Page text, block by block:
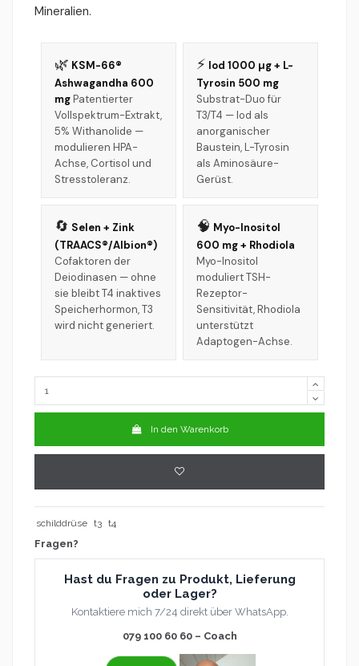
Mineralien.
🌿 KSM-66®
Ashwagandha 600
mgPatentierter
Vollspektrum-Extrakt,
5% Withanolide —
modulieren HPA-
Achse, Cortisol und
Stresstoleranz.
⚡ Iod 1000 µg + L-
Tyrosin 500 mg
Substrat-Duo für
T3/T4 — Iod als
anorganischer
Baustein, L-Tyrosin
als Aminosäure-
Gerüst.
🔄 Selen + Zink
(TRAACS®/Albion®)
Cofaktoren der
Deiodinasen — ohne
sie bleibt T4 inaktives
Speicherhormon, T3
wird nicht generiert.
🧠 Myo-Inositol
600 mg + Rhodiola
Myo-Inositol
moduliert TSH-
Rezeptor-
Sensitivität, Rhodiola
unterstützt
Adaptogen-Achse.
In den Warenkorb
schilddrüse t3 t4
Fragen?
Hast du Fragen zu Produkt, Lieferung
oder Lager?
Kontaktiere mich 7/24 direkt über WhatsApp.
079 100 60 60 – Coach